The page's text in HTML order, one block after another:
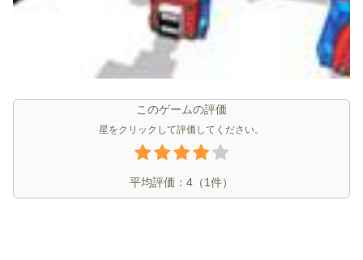
このゲームの評価
星をクリックして評価してください。
平均評価： 4 （1件）